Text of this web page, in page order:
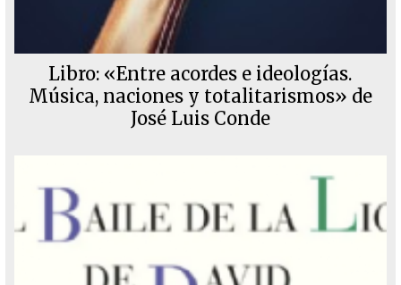
Libro: «Entre acordes e ideologías.
Música, naciones y totalitarismos» de
José Luis Conde